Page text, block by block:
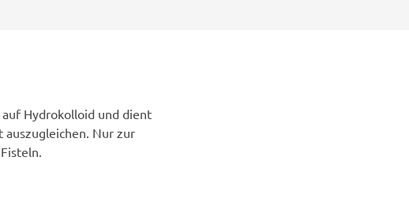
Hydrokolloid und dient
auszugleichen. Nur zur